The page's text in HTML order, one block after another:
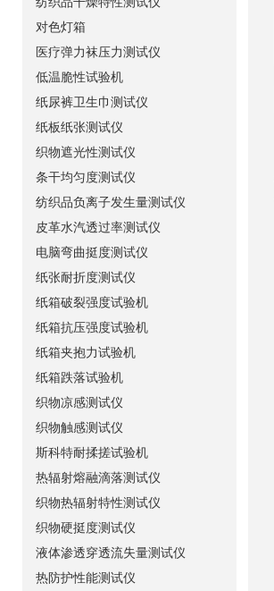
对色灯箱
医疗弹力袜压力测试仪
低温脆性试验机
纸尿裤卫生巾测试仪
纸板纸张测试仪
织物遮光性测试仪
条干均匀度测试仪
纺织品负离子发生量测试仪
皮革水汽透过率测试仪
电脑弯曲挺度测试仪
纸张耐折度测试仪
纸箱破裂强度试验机
纸箱抗压强度试验机
纸箱夹抱力试验机
纸箱跌落试验机
织物凉感测试仪
织物触感测试仪
斯科特耐揉搓试验机
热辐射熔融滴落测试仪
织物热辐射特性测试仪
织物硬挺度测试仪
液体渗透穿透流失量测试仪
热防护性能测试仪